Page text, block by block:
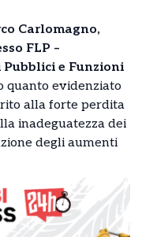
Carlomagno,
FLP –
e Funzioni
quanto evidenziato
alla forte perdita
inadeguatezza dei
degli aumenti